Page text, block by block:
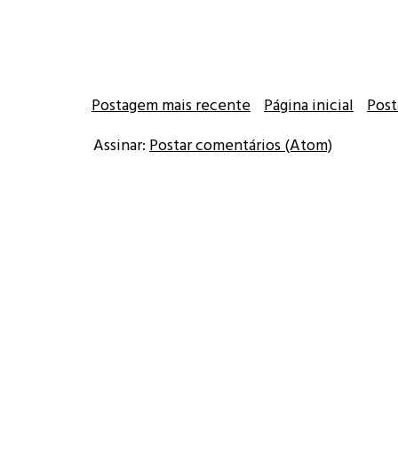
Postagem mais recente Página inicial
Assinar: Postar comentários (Atom)